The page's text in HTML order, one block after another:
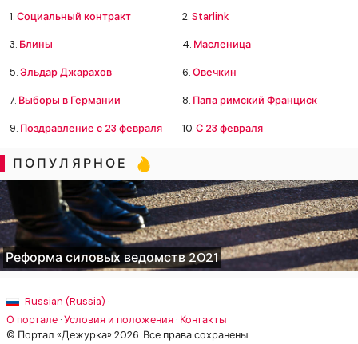
1.Социальный контракт 2.Starlink
3. Блины 4. Масленица
5.Эльдар Джарахов 6.Овечкин
7. Выборы в Германии 8. Папа римский Франциск
9. Поздравление с 23 февраля 10.С 23 февраля
ПОПУЛЯРНОЕ
Реформа силовых ведомств 2021
Russian (Russia) ·
О портале ·Условия и положения · Контакты
© Портал «Дежурка» 2026. Все права сохранены